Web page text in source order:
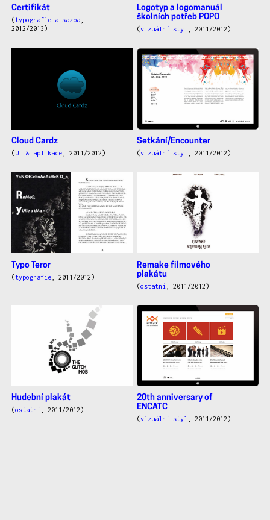
Certifikát
( typografie a sazba,
2012/2013)
Logotyp a logomanuál
školních potřeb POPO
(vizuální styl, 2011/2012)
Cloud Cardz
(UI & aplikace, 2011/2012)
Setkání/Encounter
(vizuální styl , 2011/2012)
Typo Teror
(typografie, 2011/2012)
Remake filmového
plakátu
(ostatní , 2011/2012)
Hudební plakát
(ostatní , 2011/2012)
20th anniversary of
ENCATC
(vizuální styl , 2011/2012)